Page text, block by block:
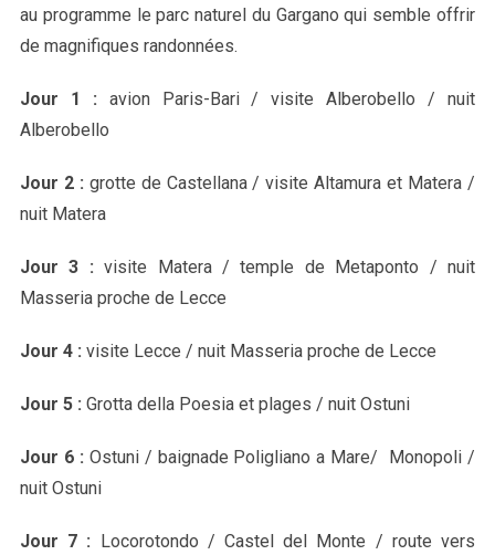
au programme le parc naturel du Gargano qui semble offrir
de magnifiques randonnées.
Jour 1 : avion Paris-Bari / visite Alberobello / nuit
Alberobello
Jour 2 : grotte de Castellana / visite Altamura et Matera /
nuit Matera
Jour 3 : visite Matera / temple de Metaponto / nuit
Masseria proche de Lecce
Jour 4 : visite Lecce / nuit Masseria proche de Lecce
Jour 5 : Grotta della Poesia et plages / nuit Ostuni
Jour 6 : Ostuni / baignade Poligliano a Mare/ Monopoli /
nuit Ostuni
Jour 7 : Locorotondo / Castel del Monte / route vers